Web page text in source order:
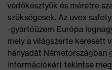
védőkesztyűk és méretre
szükségesek. Az uvex
-gyártóüzem Európa
mely a világszerte keresett
hányadát Németországban
információkért tekintse